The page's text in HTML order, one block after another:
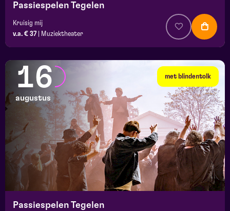
Passiespelen Tegelen
Kruisig mij
v.a. € 37
Muziektheater
met blindentolk
16
augustus
Passiespelen Tegelen